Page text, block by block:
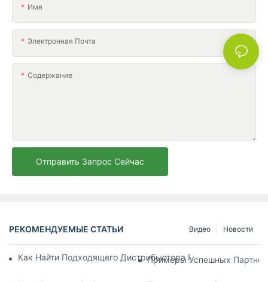
Имя
Электронная Почта
Содержание
Отправить Запрос Сейчас
РЕКОМЕНДУЕМЫЕ СТАТЬИ Новости
Видео
Как Найти Подходящего Дистрибьютора Пляжных Зонтов
Примеры Успешных